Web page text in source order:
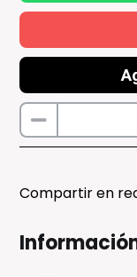
Compartir en